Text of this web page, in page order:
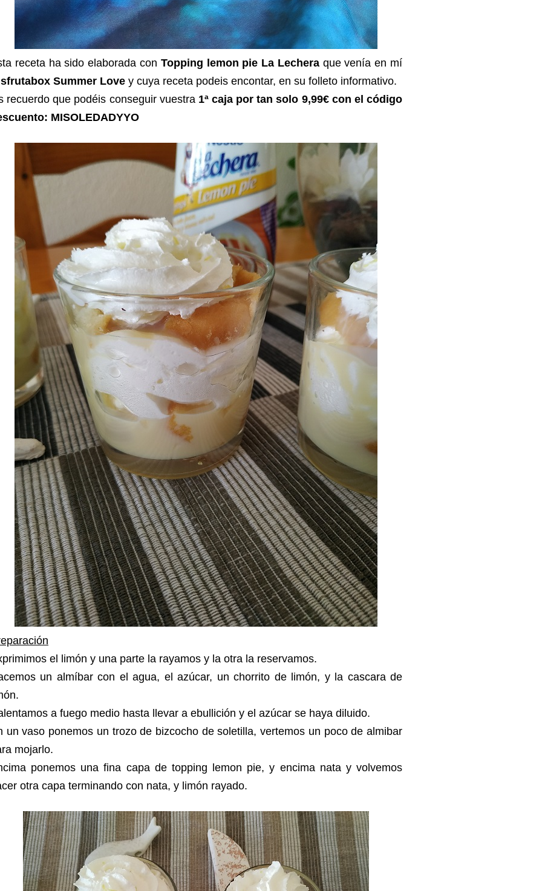
receta ha sido elaborada con Topping lemon pie La Lecheraque venía en mí
Summer Love y cuya receta podeis encontar, en su folleto informativo.
recuerdo que podéis conseguir vuestra 1ª caja por tan solo 9,99€ con el código
MISOLEDADYYO
el limón y una parte la rayamos y la otra la reservamos.
un almíbar con el agua, el azúcar, un chorrito de limón, y la cascara de
a fuego medio hasta llevar a ebullición y el azúcar se haya diluido.
un vaso ponemos un trozo de bizcocho de soletilla, vertemos un poco de almibar
mojarlo.
ponemos una fina capa de topping lemon pie, y encima nata y volvemos
otra capa terminando con nata, y limón rayado.